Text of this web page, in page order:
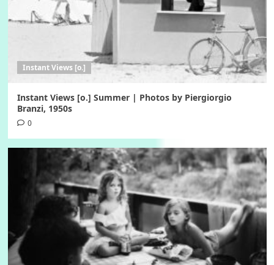
Instant Views [o.]
Instant Views [o.] Summer | Photos by Piergiorgio
Branzi, 1950s
0